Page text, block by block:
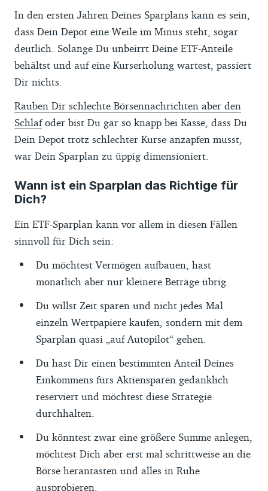
In den ersten Jahren Deines Sparplans kann es sein,
dass Dein Depot eine Weile im Minus steht, sogar
deutlich. Solange Du unbeirrt Deine ETF-Anteile
behältst und auf eine Kurserholung wartest, passiert
Dir nichts.
Rauben Dir schlechte Börsennachrichten aber den
Schlafoder bist Du gar so knapp bei Kasse, dass Du
Dein Depot trotz schlechter Kurse anzapfen musst,
war Dein Sparplan zu üppig dimensioniert.
Wann ist ein Sparplan das Richtige für
Dich?
Ein ETF-Sparplan kann vor allem in diesen Fällen
sinnvoll für Dich sein:
Du möchtest Vermögen aufbauen, hast
monatlich aber nur kleinere Beträge übrig.
Du willst Zeit sparen und nicht jedes Mal
einzeln Wertpapiere kaufen, sondern mit dem
Sparplan quasi „auf Autopilot“ gehen.
Du hast Dir einen bestimmten Anteil Deines
Einkommens fürs Aktiensparen gedanklich
reserviert und möchtest diese Strategie
durchhalten.
Du könntest zwar eine größere Summe anlegen,
möchtest Dich aber erst mal schrittweise an die
Börse herantasten und alles in Ruhe
ausprobieren.